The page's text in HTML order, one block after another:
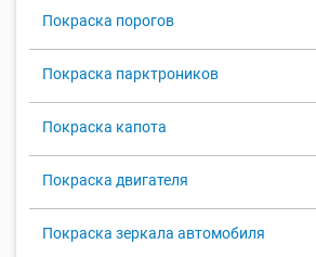
Покраска порогов
Покраска парктроников
Покраска капота
Покраска двигателя
Покраска зеркала автомобиля